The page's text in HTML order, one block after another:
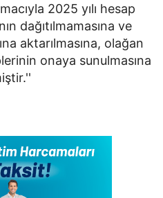
2025 yılı hesap
dağıtılmamasına ve
aktarılmasına, olağan
onaya sunulmasına